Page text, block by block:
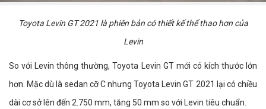
Toyota Levin GT 2021 là phiên bản có thiết kế thể thao hơn của
Levin
So với Levin thông thường, Toyota Levin GT mới có kích thước lớn
hơn. Mặc dù là sedan cỡ C nhưng Toyota Levin GT 2021 lại có chiều
dài cơ sở lên đến 2.750 mm, tăng 50 mm so với Levin tiêu chuẩn.